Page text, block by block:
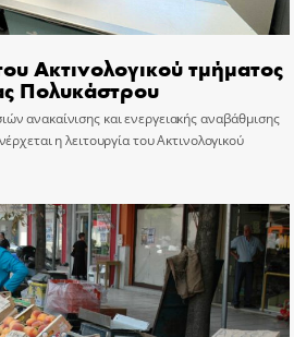
Ακτινολογικού τμήματος
Πολυκάστρου
ανακαίνισης και ενεργειακής αναβάθμισης
η λειτουργία του Ακτινολογικού